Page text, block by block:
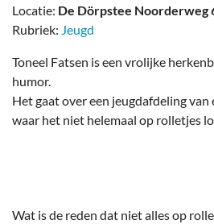
Locatie: De Dörpstee Noorderweg
Rubriek: Jeugd
Toneel Fatsen is een vrolijke
humor.
Het gaat over een jeugdafdeling
waar het niet helemaal op rolletjes
Wat is de reden dat niet alles op